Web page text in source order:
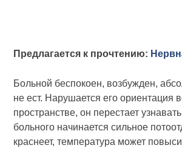
Предлагается к прочтению:
Больной беспокоен, возбужден,
не ест. Нарушается его ориентация
простран­стве, он перестает
больного начинается сильное
краснеет, тем­пература может